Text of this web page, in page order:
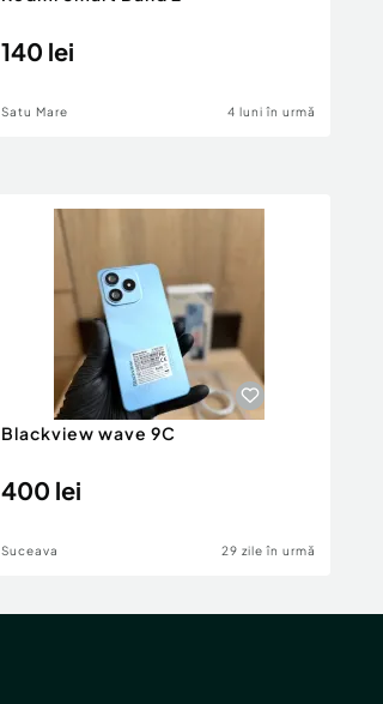
140 lei
Satu Mare 4 luni în urmă
Blackview wave 9C
400 lei
Suceava 29 zile în urmă